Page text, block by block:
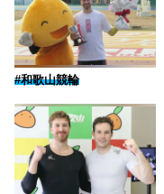
#和歌山競輪